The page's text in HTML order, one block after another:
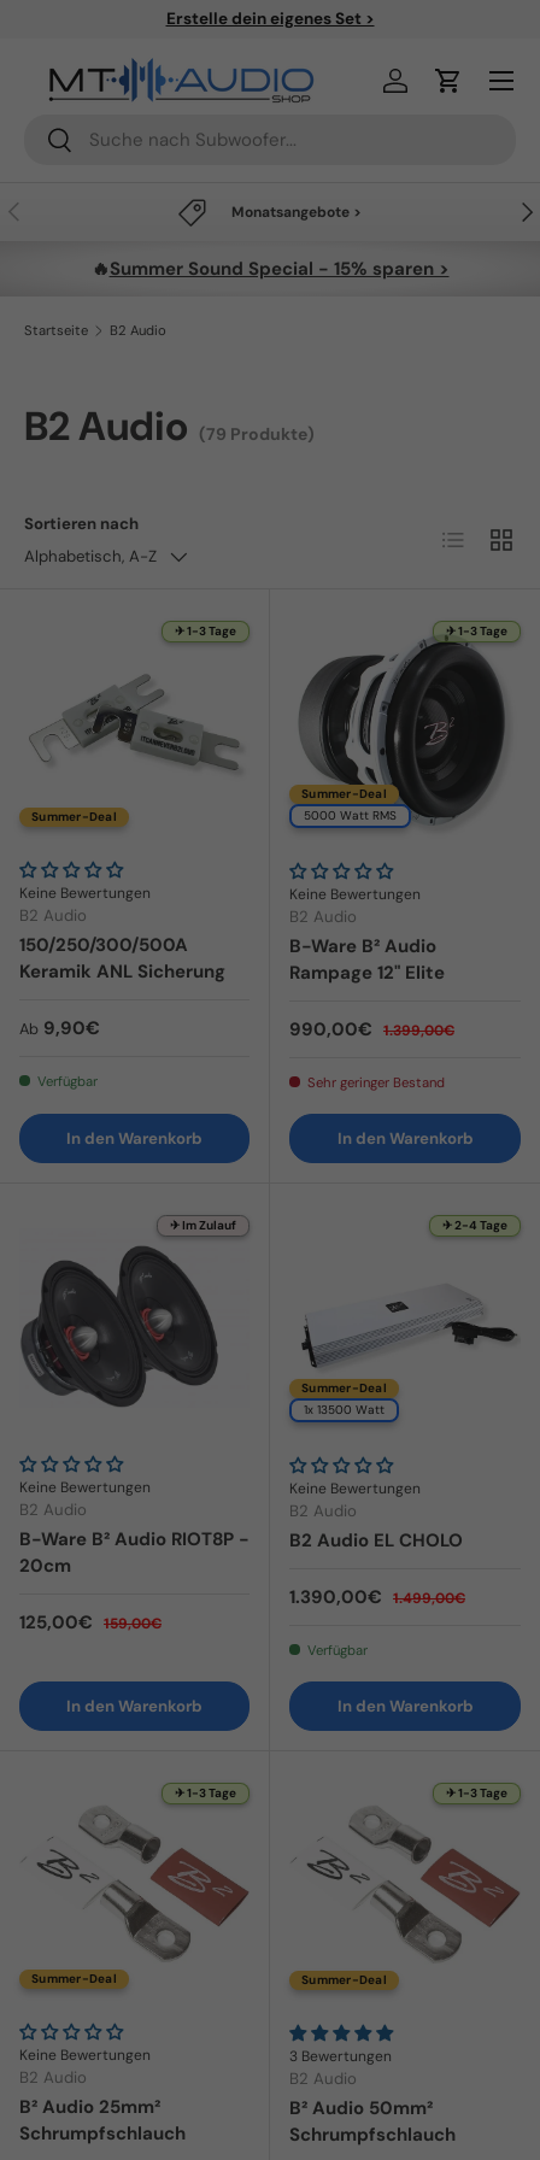
Kostenloser Versand ab 49€
Suchen
Suchen
Einloggen
Menü
Vorherige Monatsangebote >
🔥Summer Sound Special - 15% sparen >
Startseite B2 Audio
B2 Audio (79 Produkte)
Sortieren nach
Alphabetisch, A-Z
Produktliste
✈ 1-3 Tage
Summer-Deal
Keine Bewertungen
B2 Audio
150/250/300/500A
Keramik ANL Sicherung
Normaler Preis
Ab 9,90€
Verfügbar
In den Warenkorb
✈ 1-3 Tage
Summer-Deal
5000 Watt RMS
Keine Bewertungen
B2 Audio
B-Ware B² Audio
Rampage 12" Elite
Verkaufspreis
990,00€ Normaler Preis
1.399,00€
Sehr geringer Bestand
In den Warenkorb
✈ Im Zulauf
Keine Bewertungen
B2 Audio
B-Ware B² Audio RIOT8P -
20cm
Verkaufspreis
125,00€ Normaler Preis
159,00€
In den Warenkorb
✈ 2-4 Tage
Summer-Deal
1x 13500 Watt
Keine Bewertungen
B2 Audio
B2 Audio EL CHOLO
Verkaufspreis
1.390,00€ Normaler Preis
1.499,00€
Verfügbar
In den Warenkorb
✈ 1-3 Tage
Summer-Deal
Keine Bewertungen
B2 Audio
B² Audio 25mm²
Schrumpfschlauch
✈ 1-3 Tage
Summer-Deal
3 Bewertungen
B2 Audio
B² Audio 50mm²
Schrumpfschlauch